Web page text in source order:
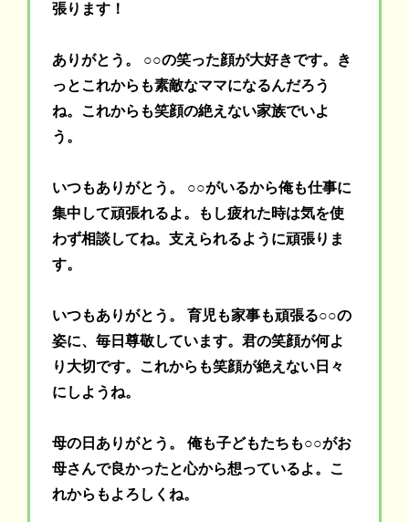
張ります！
ありがとう。 ○○の笑った顔が大好きです。き
っとこれからも素敵なママになるんだろう
ね。これからも笑顔の絶えない家族でいよ
う。
いつもありがとう。 ○○がいるから俺も仕事に
集中して頑張れるよ。もし疲れた時は気を使
わず相談してね。支えられるように頑張りま
す。
いつもありがとう。 育児も家事も頑張る○○の
姿に、毎日尊敬しています。君の笑顔が何よ
り大切です。これからも笑顔が絶えない日々
にしようね。
母の日ありがとう。 俺も子どもたちも○○がお
母さんで良かったと心から想っているよ。こ
れからもよろしくね。